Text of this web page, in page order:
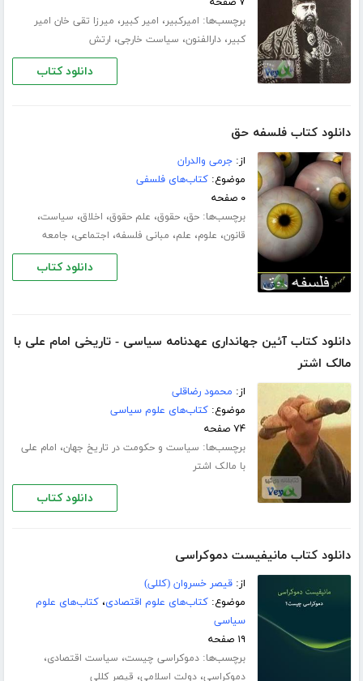
برچسب‌ها: امیرکبیر، امیر کبیر، میرزا تقی خان امیر
کبیر،دارالفنون، سیاست خارجی، ارتش
دانلود کتاب
دانلود کتاب فلسفه حق
از:جرمی والدران
موضوع:کتاب‌های فلسفی
۰ صفحه
برچسب‌ها:حق،حقوق، علم حقوق، اخلاق، سیاست،
قانون، علوم، علم، مبانی فلسفه، اجتماعی، جامعه
دانلود کتاب
دانلود کتاب آئین جھانداری عھدنامه سیاسی - تاریخی امام علی با
مالک اشتر
از: محمود رضاقلی
موضوع:کتاب‌های علوم سیاسی
۷۴ صفحه
برچسب‌ها: سیاست و حکومت در تاریخ جهان، امام علی
با مالک اشتر
دانلود کتاب
دانلود کتاب مانیفیست دموکراسی
از:قیصر خسروان (کللی)
موضوع:کتاب‌های علوم اقتصادی،کتاب‌های علوم
سیاسی
۱۹ صفحه
برچسب‌ها:دموکراسی چیست، سیاست اقتصادی،
دموکراسی،دولت اسلامی، قیصر کللی